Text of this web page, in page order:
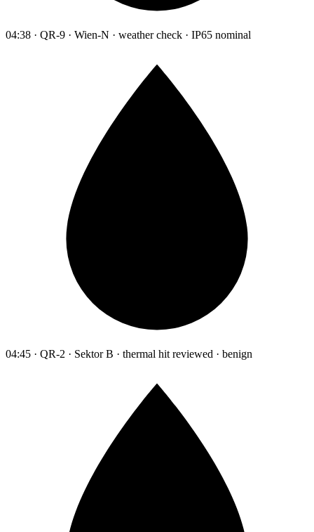
04:38 · QR-9 · Wien-N · weather check · IP65 nominal
04:45 · QR-2 · Sektor B · thermal hit reviewed · benign